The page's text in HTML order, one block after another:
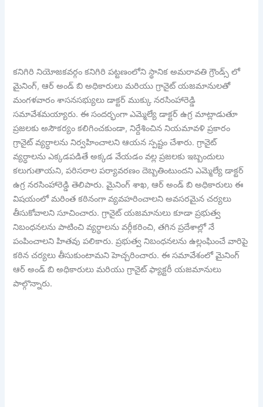
కనిగిరి నియోజకవర్గం కనిగిరి పట్టణంలోని స్థానిక అమరావతి గ్రౌండ్స్ లో
మైనింగ్, ఆర్ అండ్ బి అధికారులు మరియు గ్రానైట్ యజమానులతో
మంగళవారం శాసనసభ్యులు డాక్టర్ ముక్కు నరసింహారెడ్డి
సమావేశమయ్యారు. ఈ సందర్భంగా ఎమ్మెల్యే డాక్టర్ ఉగ్ర మాట్లాడుతూ
ప్రజలకు అసౌకర్యం కలిగించకుండా, నిర్దేశించిన నియమావళి ప్రకారం
గ్రానైట్ వ్యర్ధాలను నిర్వహించాలని ఆయన స్పష్టం చేశారు. గ్రానైట్
వ్యర్ధాలను ఎక్కడపడితే అక్కడ వేయడం వల్ల ప్రజలకు ఇబ్బందులు
కలుగుతాయని, పరిసరాల పర్యావరణం దెబ్బతింటుందని ఎమ్మెల్యే డాక్టర్
ఉగ్ర నరసింహారెడ్డి తెలిపారు. మైనింగ్ శాఖ, ఆర్ అండ్ బి అధికారులు ఈ
విషయంలో మరింత కఠినంగా వ్యవహరించాలని అవసరమైన చర్యలు
తీసుకోవాలని సూచించారు. గ్రానైట్ యజమానులు కూడా ప్రభుత్వ
నిబంధనలను పాటించి వ్యర్ధాలను వర్గీకరించి, తగిన ప్రదేశాల్లో నే
పంపించాలని హితవు పలికారు. ప్రభుత్వ నిబంధనలను ఉల్లంఘించే వారిపై
కఠిన చర్యలు తీసుకుంటామని హెచ్చరించారు. ఈ సమావేశంలో మైనింగ్
ఆర్ అండ్ బి అధికారులు మరియు గ్రానైట్ ఫ్యాక్టరీ యజమానులు
పాల్గొన్నారు.